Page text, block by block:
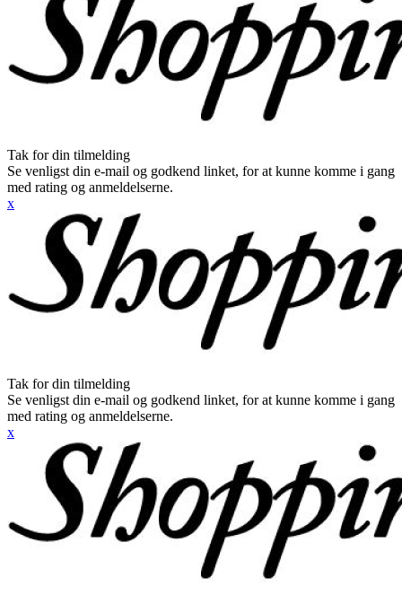
Tak for din tilmelding
Se venligst din e-mail og godkend linket, for at kunne komme i gang
med rating og anmeldelserne.
x
Tak for din tilmelding
Se venligst din e-mail og godkend linket, for at kunne komme i gang
med rating og anmeldelserne.
x